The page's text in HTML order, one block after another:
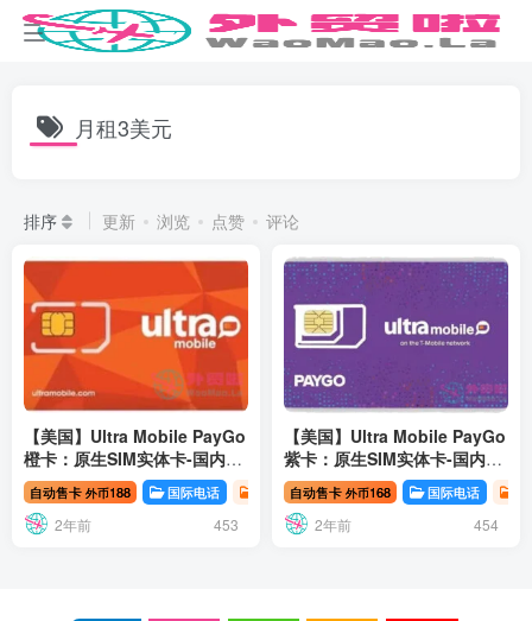
月租3美元
排序 更新 浏览 点赞 评论
【美国】Ultra Mobile PayGo
橙卡：原生SIM实体卡-国内现
货自动售卡 外币188 国际电话 数字移民
2年前 453
【美国】Ultra Mobile PayGo
紫卡：原生SIM实体卡-国内现
货自动售卡 外币168 国际电话
2年前 454